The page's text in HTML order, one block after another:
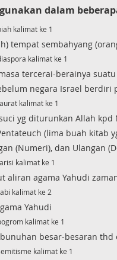
dalam
kalimat ke 1
tempat sembahyang
kalimat ke 1
masa tercerai-berainya
negara Israel berdiri
kalimat ke 1
yg diturunkan Allah
(lima buah kitab
(Numeri), dan Ulangan
kalimat ke 1
aliran agama Yahudi
kalimat ke 2
Yahudi
kalimat ke 1
besar-besaran
kalimat ke 1